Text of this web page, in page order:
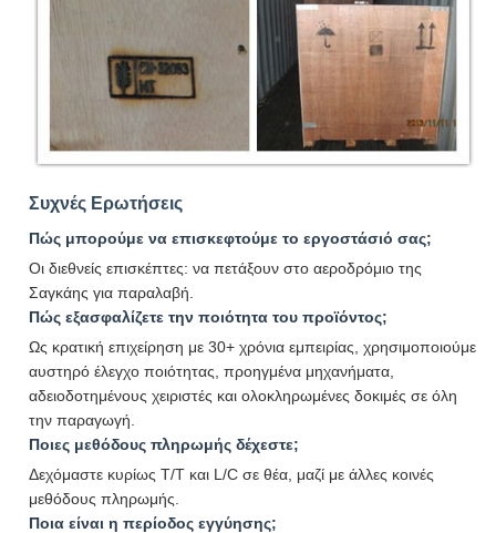
Συχνές Ερωτήσεις
Πώς μπορούμε να επισκεφτούμε το εργοστάσιό σας;
Οι διεθνείς επισκέπτες: να πετάξουν στο αεροδρόμιο της
Σαγκάης για παραλαβή.
Πώς εξασφαλίζετε την ποιότητα του προϊόντος;
Ως κρατική επιχείρηση με 30+ χρόνια εμπειρίας, χρησιμοποιούμε
αυστηρό έλεγχο ποιότητας, προηγμένα μηχανήματα,
αδειοδοτημένους χειριστές και ολοκληρωμένες δοκιμές σε όλη
την παραγωγή.
Ποιες μεθόδους πληρωμής δέχεστε;
Δεχόμαστε κυρίως T/T και L/C σε θέα, μαζί με άλλες κοινές
μεθόδους πληρωμής.
Ποια είναι η περίοδος εγγύησης;